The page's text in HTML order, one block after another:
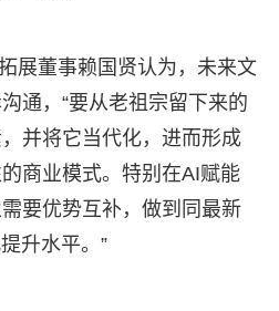
展董事赖国贤认为，未来文
通，“要从老祖宗留下来的
并将它当代化，进而形成
商业模式。特别在AI赋能
要优势互补，做到同最新
升水平。”